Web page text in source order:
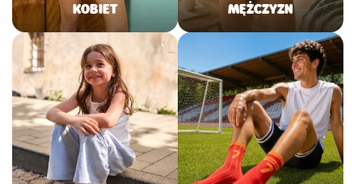
KOBIET
MĘŻCZYZN